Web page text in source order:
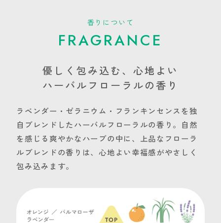
香りについて
FRAGRANCE
優しく包み込む、心地よい
ハーバルフローラルの香り
ラベンダー・ゼラニウム・フランキンセンスを独
自ブレンドしたハーバルフローラルの香り。自然
を感じる爽やかなハーブの中に、上品なフローラ
ルブレンドの香りは、心地よい幸福感がやさしく
包み込みます。